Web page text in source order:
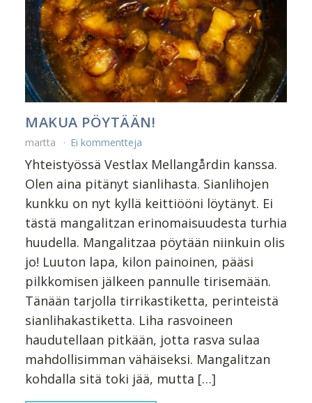
MAKUA PÖYTÄÄN!
martta Ei kommentteja
Yhteistyössä Vestlax Mellangårdin kanssa.
Olen aina pitänyt sianlihasta. Sianlihojen
kunkku on nyt kyllä keittiööni löytänyt. Ei
tästä mangalitzan erinomaisuudesta turhia
huudella. Mangalitzaa pöytään niinkuin olis
jo! Luuton lapa, kilon painoinen, pääsi
pilkkomisen jälkeen pannulle tirisemään.
Tänään tarjolla tirrikastiketta, perinteistä
sianlihakastiketta. Liha rasvoineen
haudutellaan pitkään, jotta rasva sulaa
mahdollisimman vähäiseksi. Mangalitzan
kohdalla sitä toki jää, mutta […]